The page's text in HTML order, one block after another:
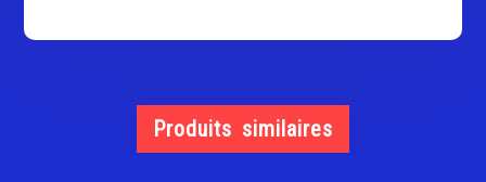
Produits similaires